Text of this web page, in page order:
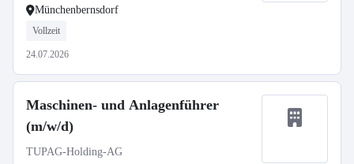
Münchenbernsdorf
Vollzeit
24.07.2026
Maschinen- und Anlagenführer
(m/w/d)
TUPAG-Holding-AG